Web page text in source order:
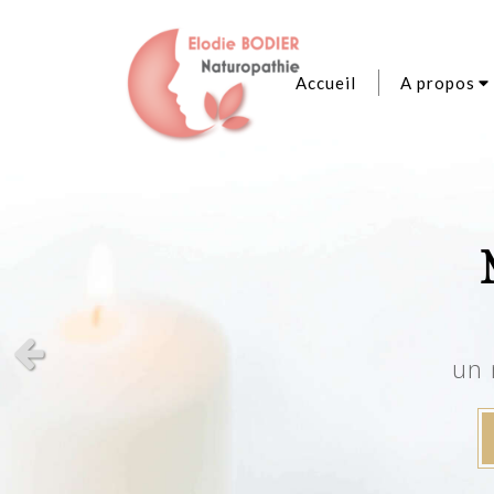
Accueil A propos
un
Slide précédent